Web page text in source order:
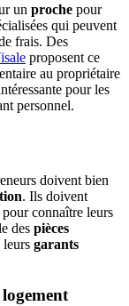
un proche pour
qui peuvent
frais. Des
proposent ce
au propriétaire
pour les
personnel.
doivent bien
. Ils doivent
connaître leurs
des pièces
leurs garants